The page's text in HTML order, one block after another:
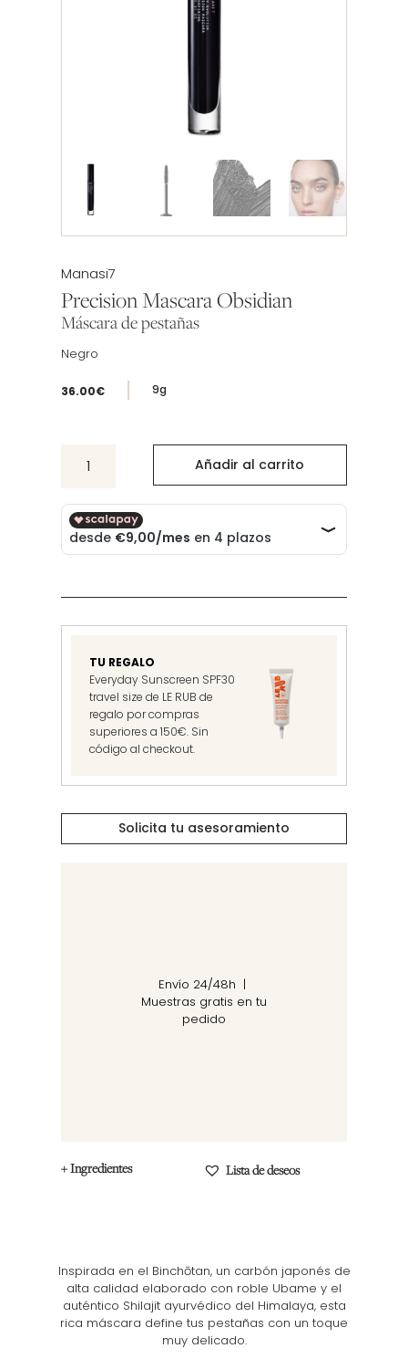
Manasi7
Precision Mascara Obsidian
Máscara de pestañas
Negro
36.00€ 9g
Mascara
cantidad
Añadir al carrito
TU REGALO
Everyday Sunscreen SPF30
travel size de LE RUB de
regalo por compras
superiores a 150€. Sin
código al checkout.
Solicita tu asesoramiento
Envío 24/48h |
Muestras gratis en tu
pedido
+ Ingredientes Lista de deseos
Inspirada en el Binchōtan, un carbón japonés de
alta calidad elaborado con roble Ubame y el
auténtico Shilajit ayurvédico del Himalaya, esta
rica máscara define tus pestañas con un toque
muy delicado.